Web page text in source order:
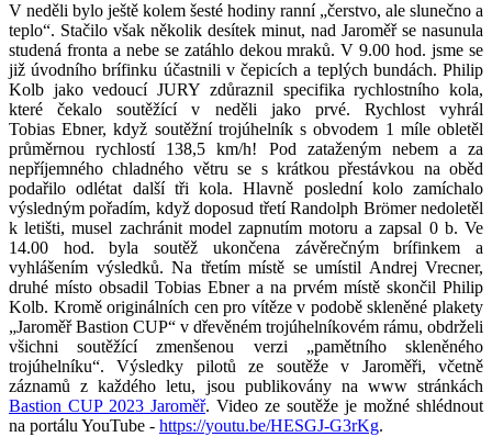
V neděli bylo ještě kolem šesté hodiny ranní „čerstvo, ale slunečno a
teplo“. Stačilo však několik desítek minut, nad Jaroměř se nasunula
studená fronta a nebe se zatáhlo dekou mraků. V 9.00 hod. jsme se
již úvodního brífinku účastnili v čepicích a teplých bundách. Philip
Kolb jako vedoucí JURY zdůraznil specifika rychlostního kola,
které čekalo soutěžící v neděli jako prvé. Rychlost vyhrál
Tobias Ebner, když soutěžní trojúhelník s obvodem 1 míle obletěl
průměrnou rychlostí 138,5 km/h! Pod zataženým nebem a za
nepříjemného chladného větru se s krátkou přestávkou na oběd
podařilo odlétat další tři kola. Hlavně poslední kolo zamíchalo
výsledným pořadím, když doposud třetí Randolph Brömer nedoletěl
k letišti, musel zachránit model zapnutím motoru a zapsal 0 b. Ve
14.00 hod. byla soutěž ukončena závěrečným brífinkem a
vyhlášením výsledků. Na třetím místě se umístil Andrej Vrecner,
druhé místo obsadil Tobias Ebner a na prvém místě skončil Philip
Kolb. Kromě originálních cen pro vítěze v podobě skleněné plakety
„Jaroměř Bastion CUP“ v dřevěném trojúhelníkovém rámu, obdrželi
všichni soutěžící zmenšenou verzi „pamětního skleněného
trojúhelníku“. Výsledky pilotů ze soutěže v Jaroměři, včetně
záznamů z každého letu, jsou publikovány na www stránkách
Bastion CUP 2023 Jaroměř. Video ze soutěže je možné shlédnout
na portálu YouTube - https://youtu.be/HESGJ-G3rKg.